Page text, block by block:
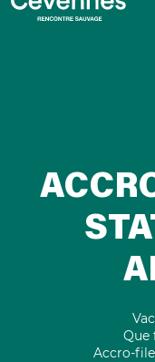
Que
Accro-